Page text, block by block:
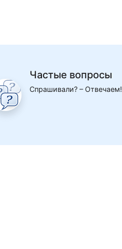
Частые вопросы
Спрашивали? – Отвечаем!